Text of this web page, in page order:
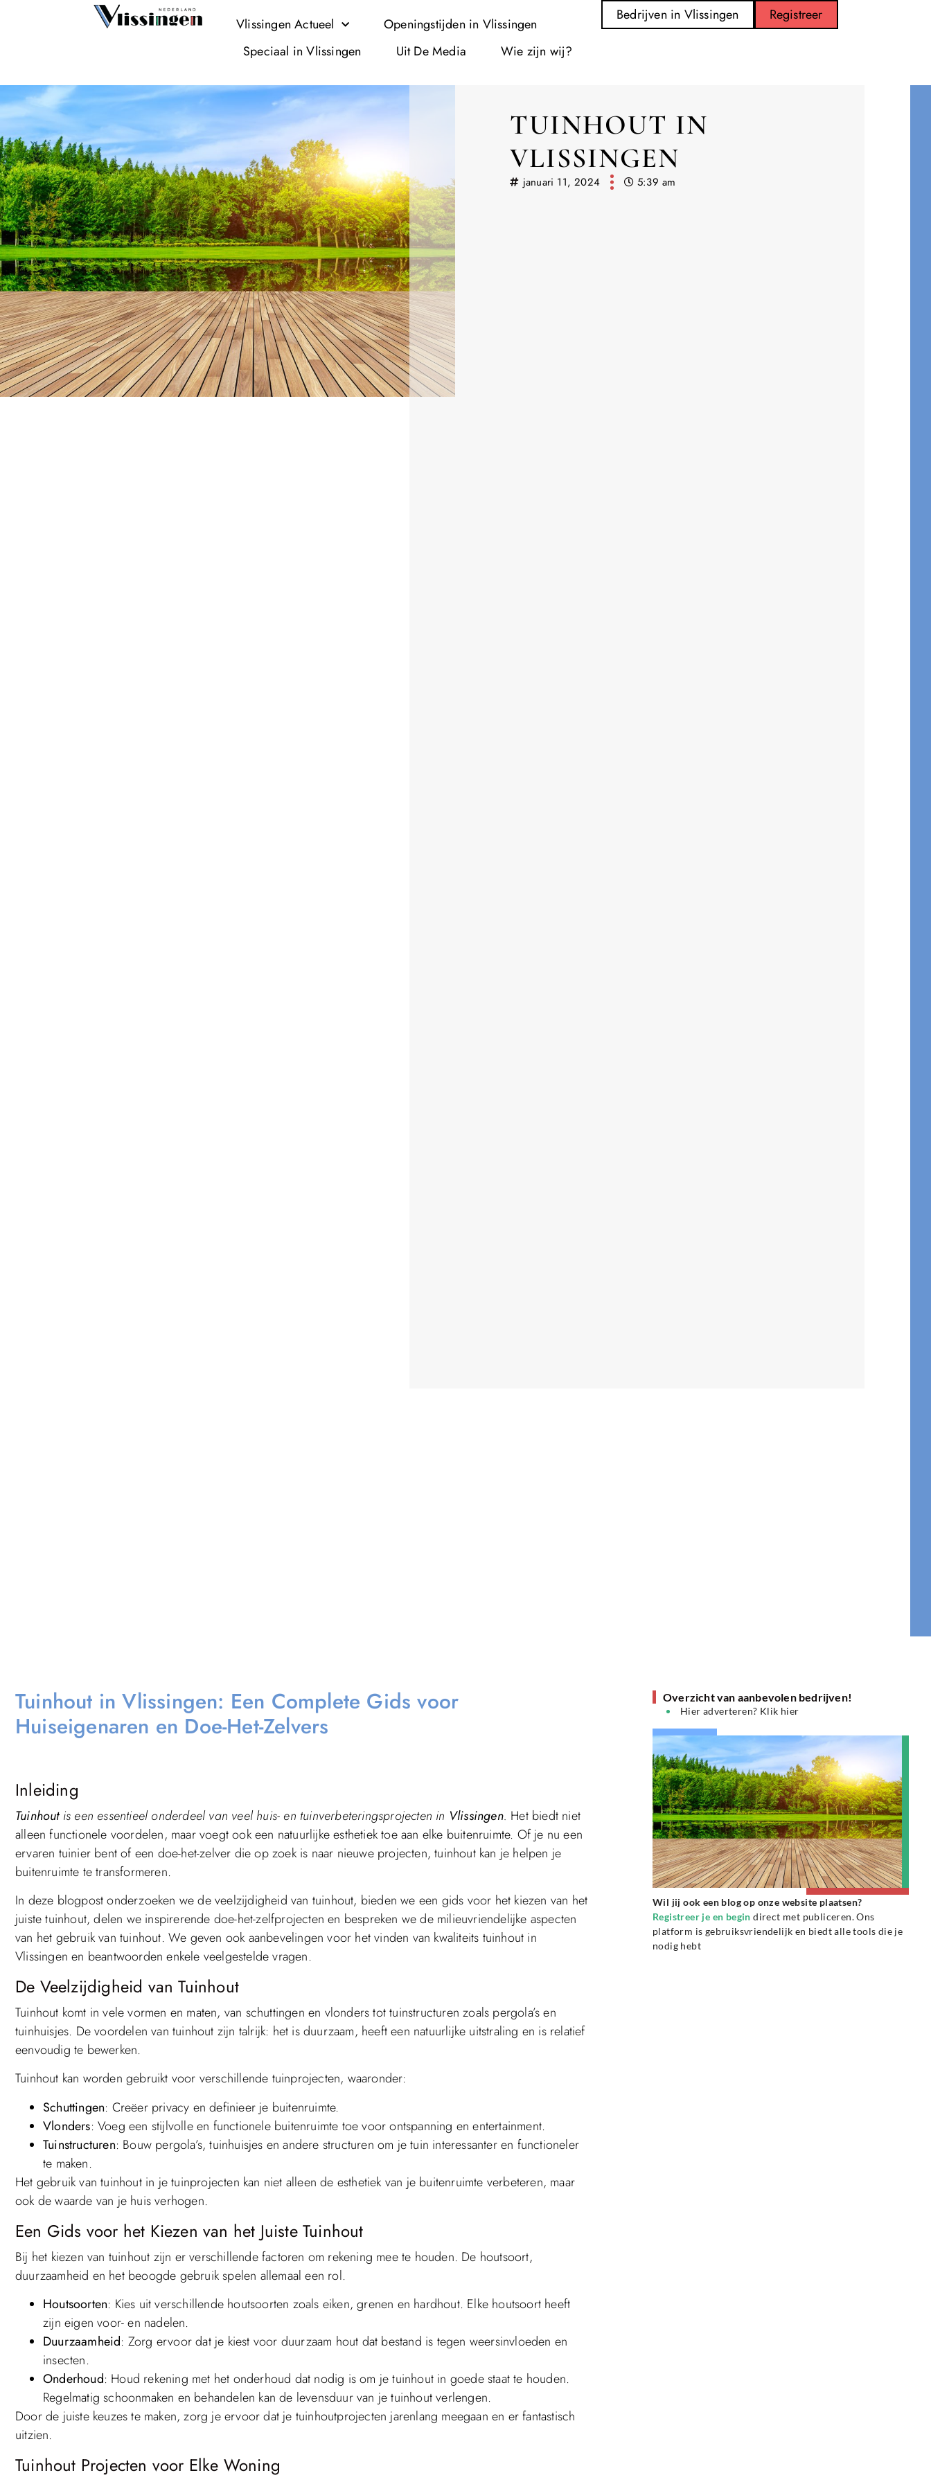
Vlissingen Actueel
Openingstijden in Vlissingen
Speciaal in Vlissingen
Uit De Media Wie zijn wij?
Registreer
Bedrijven in Vlissingen
TUINHOUT IN
VLISSINGEN
januari 11, 2024 5:39 am
Tuinhout in Vlissingen: Een Complete Gids voor
Huiseigenaren en Doe-Het-Zelvers
Inleiding
Tuinhout is een essentieel onderdeel van veel huis- en tuinverbeteringsprojecten in Vlissingen. Het biedt niet
alleen functionele voordelen, maar voegt ook een natuurlijke esthetiek toe aan elke buitenruimte. Of je nu een
ervaren tuinier bent of een doe-het-zelver die op zoek is naar nieuwe projecten, tuinhout kan je helpen je
buitenruimte te transformeren.
In deze blogpost onderzoeken we de veelzijdigheid van tuinhout, bieden we een gids voor het kiezen van het
juiste tuinhout, delen we inspirerende doe-het-zelfprojecten en bespreken we de milieuvriendelijke aspecten
van het gebruik van tuinhout. We geven ook aanbevelingen voor het vinden van kwaliteits tuinhout in
Vlissingen en beantwoorden enkele veelgestelde vragen.
De Veelzijdigheid van Tuinhout
Tuinhout komt in vele vormen en maten, van schuttingen en vlonders tot tuinstructuren zoals pergola’s en
tuinhuisjes. De voordelen van tuinhout zijn talrijk: het is duurzaam, heeft een natuurlijke uitstraling en is relatief
eenvoudig te bewerken.
Tuinhout kan worden gebruikt voor verschillende tuinprojecten, waaronder:
Schuttingen: Creëer privacy en definieer je buitenruimte.
Vlonders: Voeg een stijlvolle en functionele buitenruimte toe voor ontspanning en entertainment.
Tuinstructuren: Bouw pergola’s, tuinhuisjes en andere structuren om je tuin interessanter en functioneler
te maken.
Het gebruik van tuinhout in je tuinprojecten kan niet alleen de esthetiek van je buitenruimte verbeteren, maar
ook de waarde van je huis verhogen.
Een Gids voor het Kiezen van het Juiste Tuinhout
Bij het kiezen van tuinhout zijn er verschillende factoren om rekening mee te houden. De houtsoort,
duurzaamheid en het beoogde gebruik spelen allemaal een rol.
Houtsoorten: Kies uit verschillende houtsoorten zoals eiken, grenen en hardhout. Elke houtsoort heeft
zijn eigen voor- en nadelen.
Duurzaamheid: Zorg ervoor dat je kiest voor duurzaam hout dat bestand is tegen weersinvloeden en
insecten.
Onderhoud: Houd rekening met het onderhoud dat nodig is om je tuinhout in goede staat te houden.
Regelmatig schoonmaken en behandelen kan de levensduur van je tuinhout verlengen.
Door de juiste keuzes te maken, zorg je ervoor dat je tuinhoutprojecten jarenlang meegaan en er fantastisch
uitzien.
Tuinhout Projecten voor Elke Woning
Overzicht van aanbevolen bedrijven!
Hier adverteren? Klik hier
Wil jij ook een blog op onze website plaatsen?
Registreer je en begin direct met publiceren. Ons
platform is gebruiksvriendelijk en biedt alle tools die je
nodig hebt